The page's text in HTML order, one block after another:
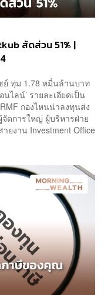
สัดส่วน 51% |
ทุ่ม 1.78 หมื่นล้านบาท
ไลน์’ รายละเอียดเป็น
กองไหนน่าลงทุนส่ง
ดการใหญ่ ผู้บริหารฝ่าย
ยงาน Investment Office